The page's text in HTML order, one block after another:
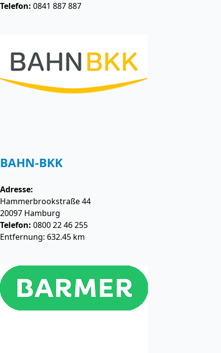
Telefon: 0841 887 887
BAHN-BKK
Adresse:
Hammerbrookstraße 44
20097 Hamburg
Telefon: 0800 22 46 255
Entfernung: 632.45 km